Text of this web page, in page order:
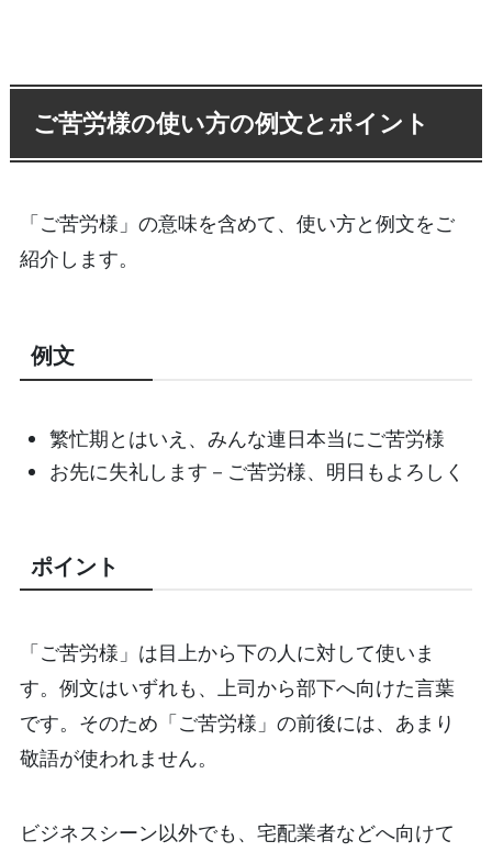
ご苦労様の使い方の例文とポイント
「ご苦労様」の意味を含めて、使い方と例文をご
紹介します。
例文
繁忙期とはいえ、みんな連日本当にご苦労様
お先に失礼します－ご苦労様、明日もよろしく
ポイント
「ご苦労様」は目上から下の人に対して使いま
す。例文はいずれも、上司から部下へ向けた言葉
です。そのため「ご苦労様」の前後には、あまり
敬語が使われません。
ビジネスシーン以外でも、宅配業者などへ向けて